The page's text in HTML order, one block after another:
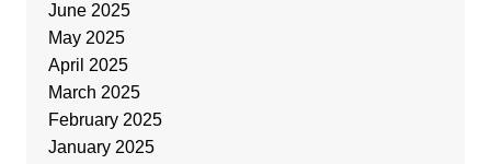
June 2025
May 2025
April 2025
March 2025
February 2025
January 2025